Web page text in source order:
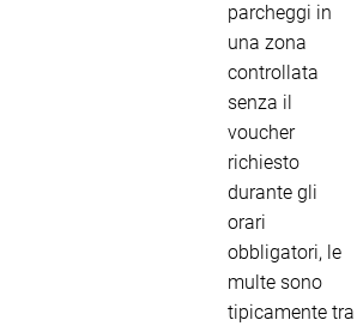
parcheggi in
una zona
controllata
senza il
voucher
richiesto
durante gli
orari
obbligatori, le
multe sono
tipicamente tra